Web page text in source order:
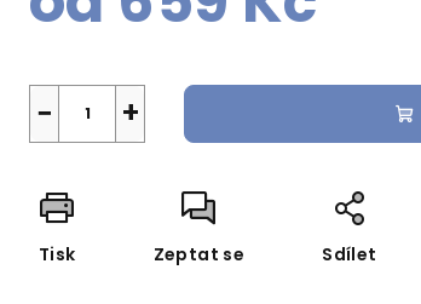
cena:
+
−
Tisk Zeptat se Sdílet